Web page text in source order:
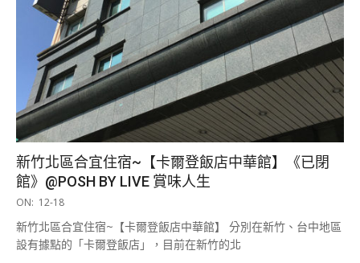
新竹北區合宜住宿~【卡爾登飯店中華館】《已閉
館》@POSH BY LIVE 賞味人生
2019-
18
ON: 12-18
新竹北區合宜住宿~【卡爾登飯店中華館】 分別在新竹、台中地區
設有據點的「卡爾登飯店」，目前在新竹的北